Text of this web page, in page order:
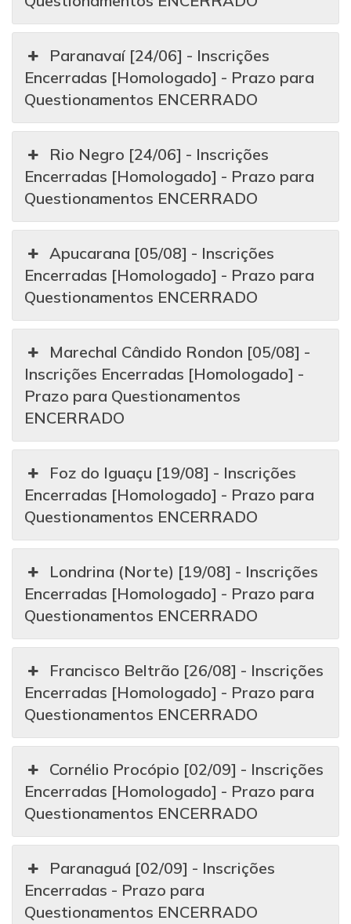
Paranavaí [24/06] - Inscrições
Encerradas [Homologado] - Prazo para
Questionamentos ENCERRADO
Rio Negro [24/06] - Inscrições
Encerradas [Homologado] - Prazo para
Questionamentos ENCERRADO
Apucarana [05/08] - Inscrições
Encerradas [Homologado] - Prazo para
Questionamentos ENCERRADO
Marechal Cândido Rondon [05/08] -
Inscrições Encerradas [Homologado] -
Prazo para Questionamentos
ENCERRADO
Foz do Iguaçu [19/08] - Inscrições
Encerradas [Homologado] - Prazo para
Questionamentos ENCERRADO
Londrina (Norte) [19/08] - Inscrições
Encerradas [Homologado] - Prazo para
Questionamentos ENCERRADO
Francisco Beltrão [26/08] - Inscrições
Encerradas [Homologado] - Prazo para
Questionamentos ENCERRADO
Cornélio Procópio [02/09] - Inscrições
Encerradas [Homologado] - Prazo para
Questionamentos ENCERRADO
Paranaguá [02/09] - Inscrições
Encerradas - Prazo para
Questionamentos ENCERRADO